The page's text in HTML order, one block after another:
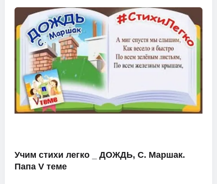
Учим стихи легко _ ДОЖДЬ, С. Маршак.
Папа V теме